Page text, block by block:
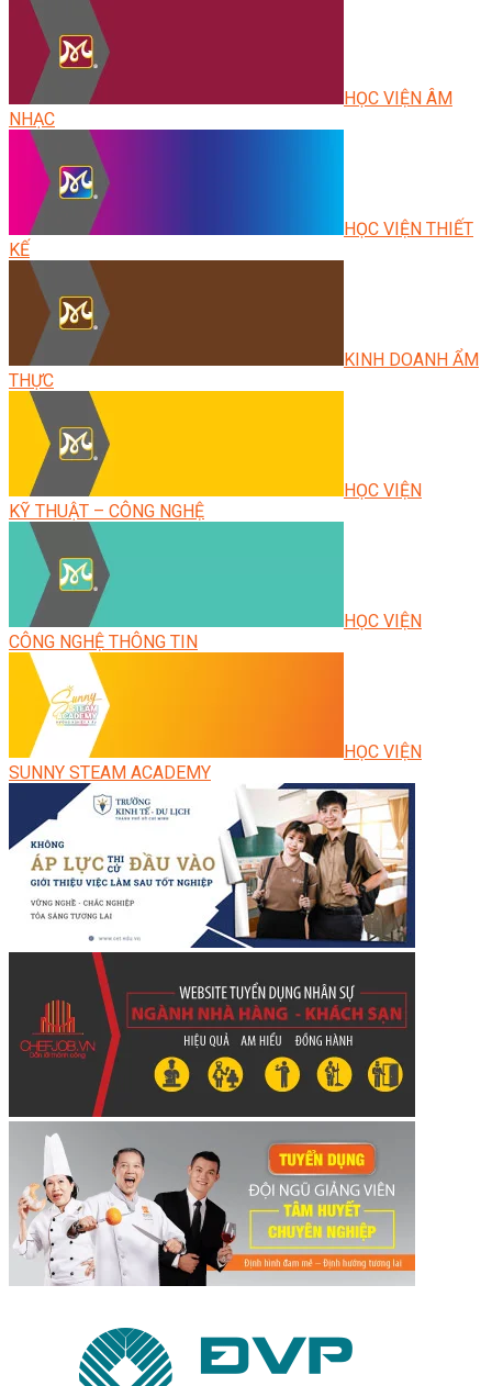
HỌC VIỆN ÂM
NHẠC
HỌC VIỆN THIẾT
KẾ
KINH DOANH ẨM
THỰC
HỌC VIỆN
KỸ THUẬT – CÔNG NGHỆ
HỌC VIỆN
CÔNG NGHỆ THÔNG TIN
HỌC VIỆN
SUNNY STEAM ACADEMY